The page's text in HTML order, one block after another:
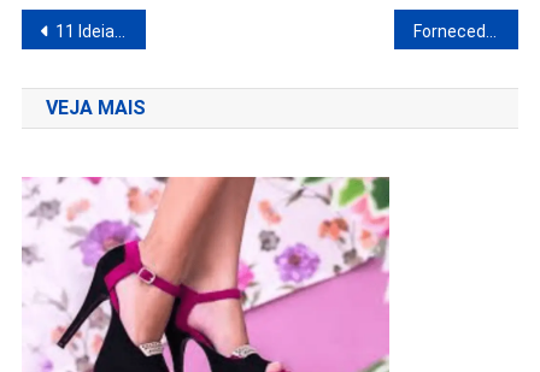
Navegação
de
Post
11 Ideias de Renda Extra Para Trabalhar em Casa
VEJA MAIS